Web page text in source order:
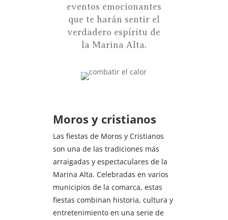
eventos emocionantes
que te harán sentir el
verdadero espíritu de
la Marina Alta.
Moros y cristianos
Las fiestas de Moros y Cristianos
son una de las tradiciones más
arraigadas y espectaculares de la
Marina Alta. Celebradas en varios
municipios de la comarca, estas
fiestas combinan historia, cultura y
entretenimiento en una serie de